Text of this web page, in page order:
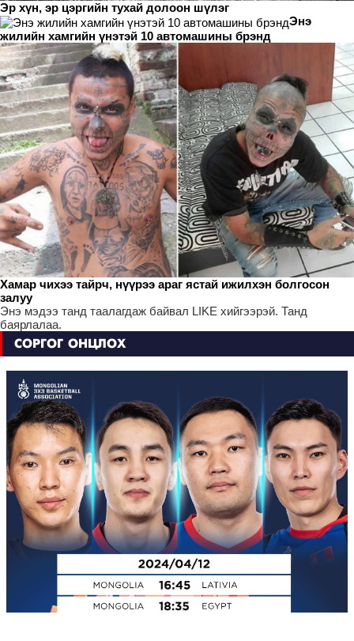
Эр хүн, эр цэргийн тухай долоон шүлэг
Энэ
жилийн хамгийн үнэтэй 10 автомашины брэнд
Хамар чихээ тайрч, нүүрээ араг ястай ижилхэн болгосон
залуу
Энэ мэдээ танд таалагдаж байвал LIKE хийгээрэй. Танд
баярлалаа.
СОРГОГ ОНЦЛОХ